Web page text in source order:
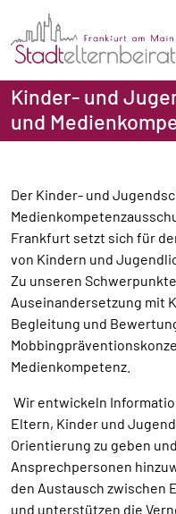
Kinder- und
und
Der Kinder- und
Frankfurt setzt sich für
von Kindern und
Zu unseren
Auseinandersetzung mit
Begleitung und
Medienkompetenz.
Wir entwickeln
Eltern, Kinder und
Orientierung zu geben
Ansprechpersonen
den Austausch zwischen
und unterstützen die